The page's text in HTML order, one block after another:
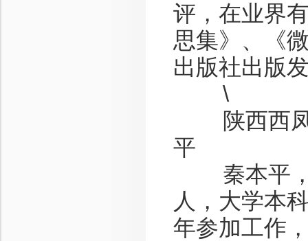
评，在业界
思集》、《
出版社出版
\
陕西西凤
平
秦本平，
人，大学本
年参加工作